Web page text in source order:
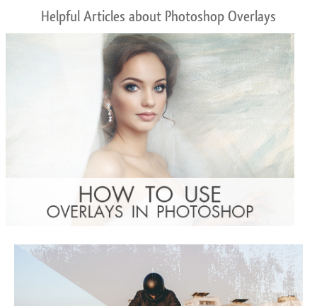
Helpful Articles about Photoshop Overlays